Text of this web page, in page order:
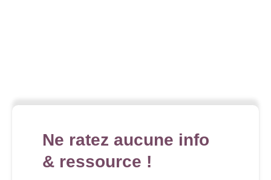
Ne ratez aucune info
& ressource !